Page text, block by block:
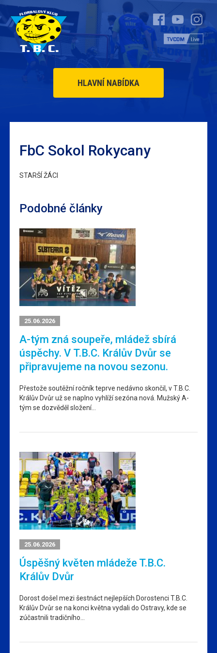
HLAVNÍ NABÍDKA
FbC Sokol Rokycany
STARŠÍ ŽÁCI
Podobné články
25.06.2026
A-tým zná soupeře, mládež sbírá
úspěchy. V T.B.C. Králův Dvůr se
připravujeme na novou sezonu.
Přestože soutěžní ročník teprve nedávno skončil, v T.B.C.
Králův Dvůr už se naplno vyhlíží sezóna nová. Mužský A-
tým se dozvěděl složení…
25.06.2026
Úspěšný květen mládeže T.B.C.
Králův Dvůr
Dorost došel mezi šestnáct nejlepších Dorostenci T.B.C.
Králův Dvůr se na konci května vydali do Ostravy, kde se
zúčastnili tradičního…